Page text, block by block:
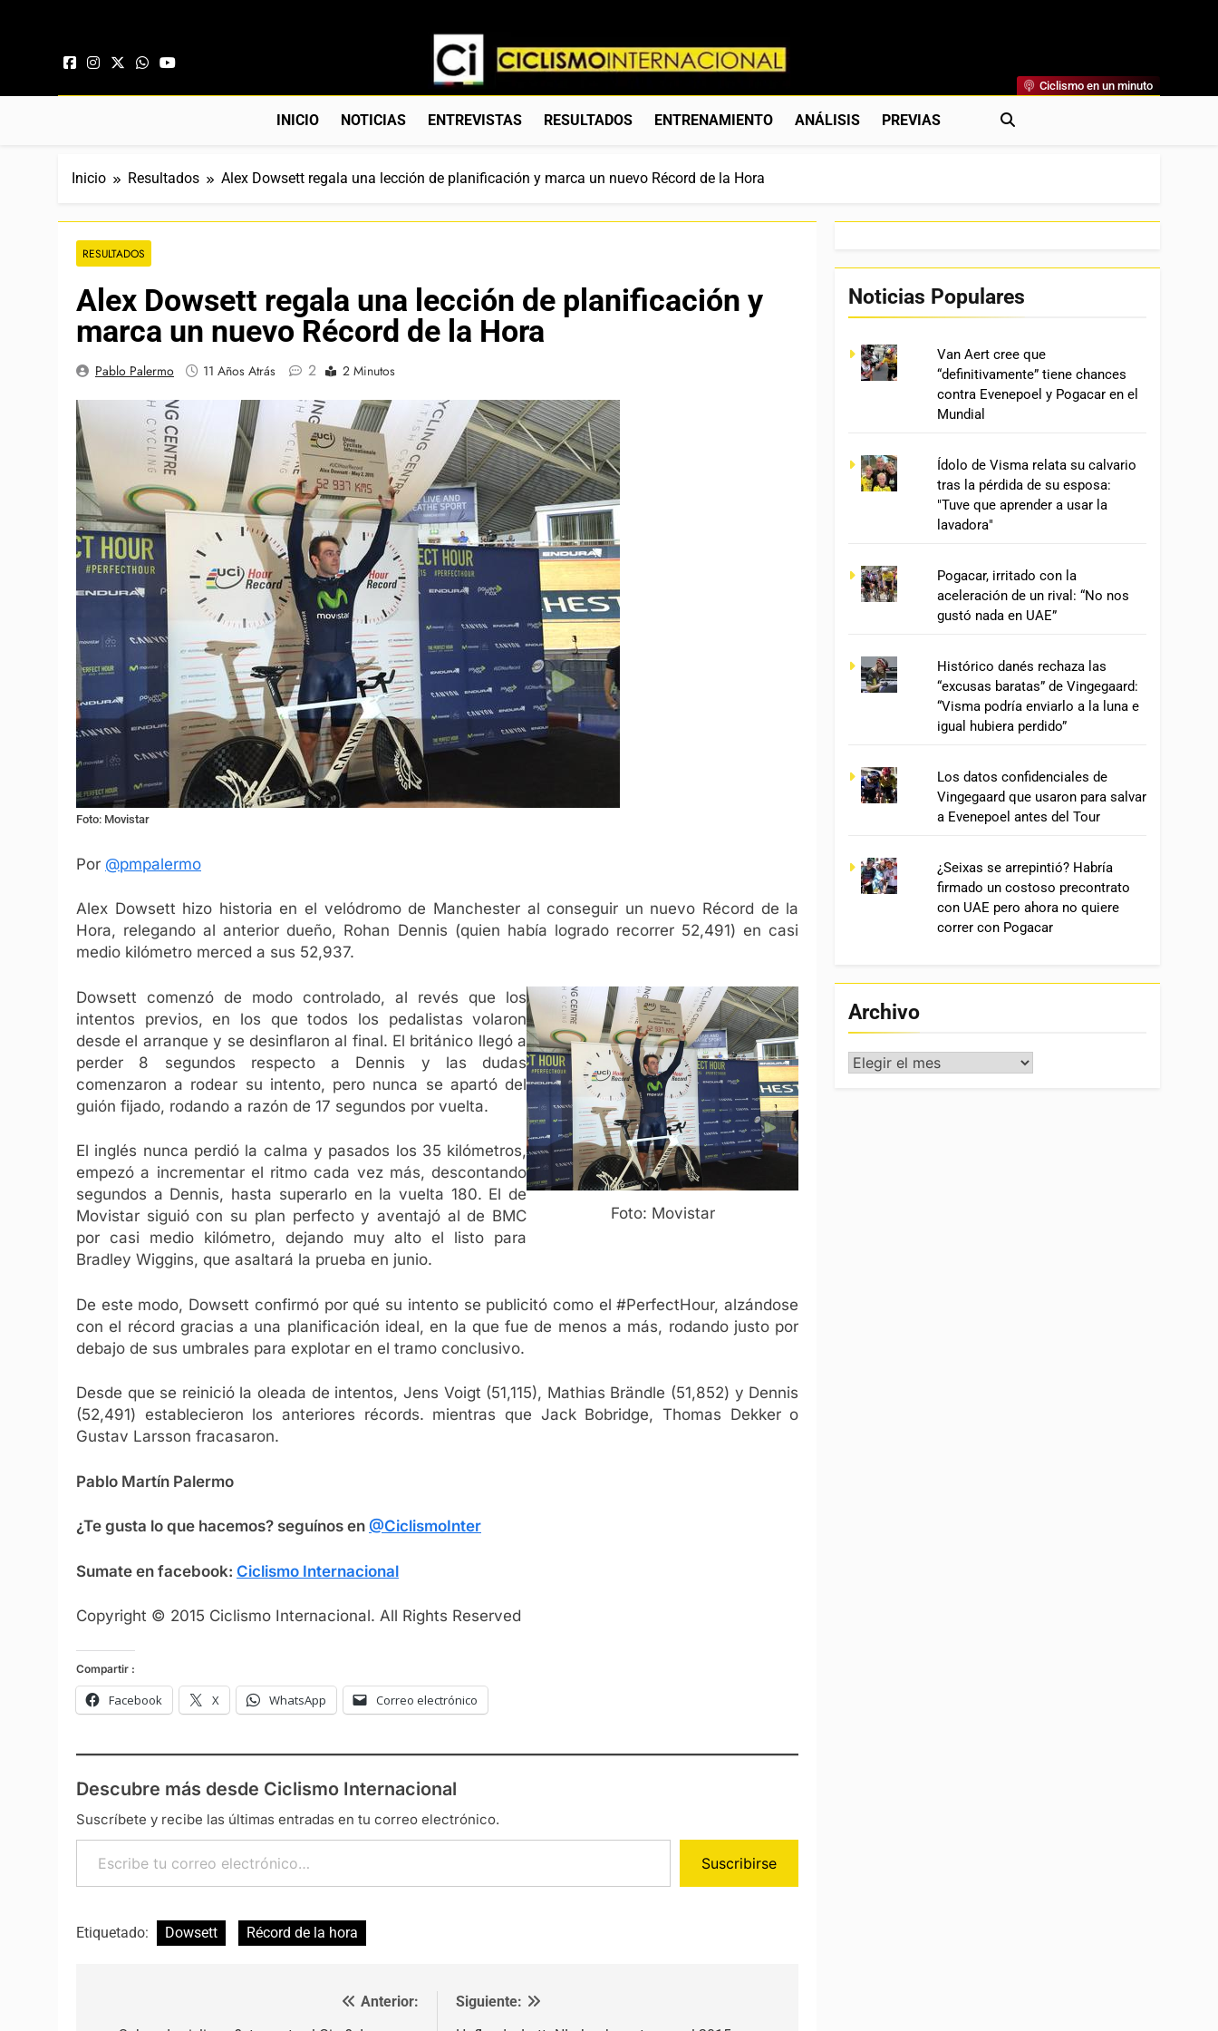
Ciclismo Internacional
Web Dedicada Al Ciclismo Mundial. Entrevistas, Análisis, Crónicas, Previas Y Más. La Web Ciclista De Referencia.
Ciclismo en un minuto
INICIO NOTICIAS ENTREVISTAS RESULTADOS ENTRENAMIENTO ANÁLISIS PREVIAS
Inicio Resultados Alex Dowsett regala una lección de planificación y marca un nuevo Récord de la Hora
RESULTADOS
Alex Dowsett regala una lección de planificación y
marca un nuevo Récord de la Hora
Pablo Palermo 11 Años Atrás 2 2 Minutos
Foto: Movistar
Por @pmpalermo
Alex Dowsett hizo historia en el velódromo de Manchester al conseguir un nuevo Récord de la
Hora, relegando al anterior dueño, Rohan Dennis (quien había logrado recorrer 52,491) en casi
medio kilómetro merced a sus 52,937.
Foto: Movistar
Dowsett comenzó de modo controlado, al revés que los
intentos previos, en los que todos los pedalistas volaron
desde el arranque y se desinflaron al final. El británico llegó a
perder 8 segundos respecto a Dennis y las dudas
comenzaron a rodear su intento, pero nunca se apartó del
guión fijado, rodando a razón de 17 segundos por vuelta.
El inglés nunca perdió la calma y pasados los 35 kilómetros,
empezó a incrementar el ritmo cada vez más, descontando
segundos a Dennis, hasta superarlo en la vuelta 180. El de
Movistar siguió con su plan perfecto y aventajó al de BMC
por casi medio kilómetro, dejando muy alto el listo para
Bradley Wiggins, que asaltará la prueba en junio.
De este modo, Dowsett confirmó por qué su intento se publicitó como el #PerfectHour, alzándose
con el récord gracias a una planificación ideal, en la que fue de menos a más, rodando justo por
debajo de sus umbrales para explotar en el tramo conclusivo.
Desde que se reinició la oleada de intentos, Jens Voigt (51,115), Mathias Brändle (51,852) y Dennis
(52,491) establecieron los anteriores récords. mientras que Jack Bobridge, Thomas Dekker o
Gustav Larsson fracasaron.
Pablo Martín Palermo
¿Te gusta lo que hacemos? seguínos en @CiclismoInter
Sumate en facebook: Ciclismo Internacional
Copyright © 2015 Ciclismo Internacional. All Rights Reserved
Compartir :
Facebook X WhatsApp Correo electrónico
Descubre más desde Ciclismo Internacional
Suscríbete y recibe las últimas entradas en tu correo electrónico.
Escribe tu correo electrónico…
Suscribirse
Etiquetado: Dowsett Récord de la hora
Anterior:
Siguiente:
Noticias Populares
Van Aert cree que
“definitivamente” tiene chances
contra Evenepoel y Pogacar en el
Mundial
Ídolo de Visma relata su calvario
tras la pérdida de su esposa:
"Tuve que aprender a usar la
lavadora"
Pogacar, irritado con la
aceleración de un rival: “No nos
gustó nada en UAE”
Histórico danés rechaza las
“excusas baratas” de Vingegaard:
“Visma podría enviarlo a la luna e
igual hubiera perdido”
Los datos confidenciales de
Vingegaard que usaron para salvar
a Evenepoel antes del Tour
¿Seixas se arrepintió? Habría
firmado un costoso precontrato
con UAE pero ahora no quiere
correr con Pogacar
Archivo
Archivo